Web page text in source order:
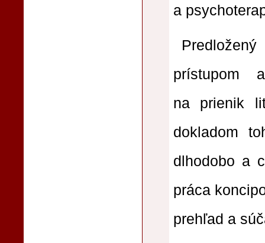
a
prístupom
na prienik
dokladom
dlhodobo a
práca
prehľad a